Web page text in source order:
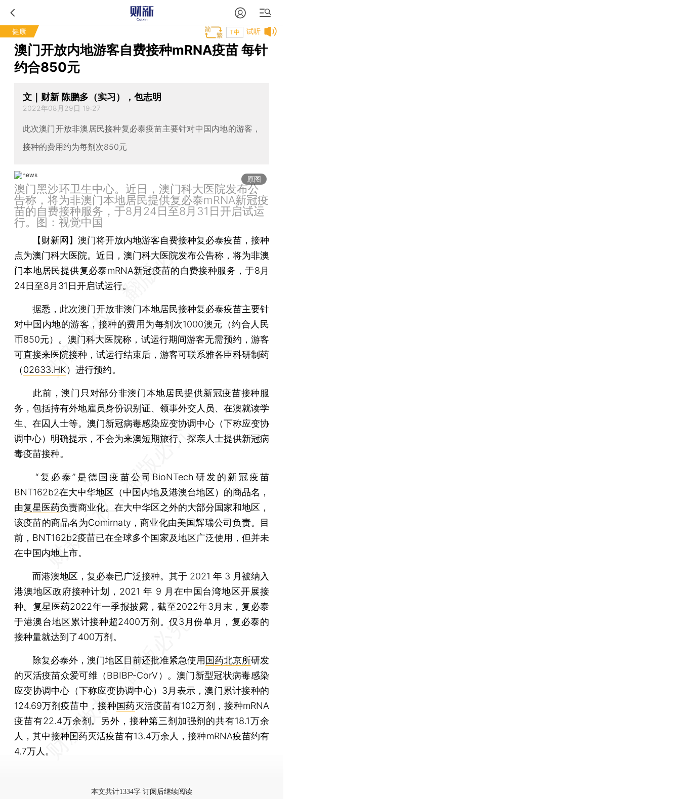
健康 试听
T中
澳门开放内地游客自费接种mRNA疫苗 每针
约合850元
文｜财新 陈鹏多（实习），包志明
2022年08月29日 19:27
此次澳门开放非澳居民接种复必泰疫苗主要针对中国内地的游客，
接种的费用约为每剂次850元
原图
澳门黑沙环卫生中心。近日，澳门科大医院发布公
告称，将为非澳门本地居民提供复必泰mRNA新冠疫
苗的自费接种服务，于8月24日至8月31日开启试运
行。图：视觉中国
【财新网】 澳门将开放内地游客自费接种复必泰疫苗，接种
点为澳门科大医院。近日，澳门科大医院发布公告称，将为非澳
门本地居民提供复必泰mRNA新冠疫苗的自费接种服务，于8月
24日至8月31日开启试运行。
据悉，此次澳门开放非澳门本地居民接种复必泰疫苗主要针
对中国内地的游客，接种的费用为每剂次1000澳元（约合人民
币850元）。澳门科大医院称，试运行期间游客无需预约，游客
可直接来医院接种，试运行结束后，游客可联系雅各臣科研制药
（02633.HK）进行预约。
此前，澳门只对部分非澳门本地居民提供新冠疫苗接种服
务，包括持有外地雇员身份识别证、领事外交人员、在澳就读学
生、在囚人士等。澳门新冠病毒感染应变协调中心（下称应变协
调中心）明确提示，不会为来澳短期旅行、探亲人士提供新冠病
毒疫苗接种。
“复必泰”是德国疫苗公司BioNTech研发的新冠疫苗
BNT162b2在大中华地区（中国内地及港澳台地区）的商品名，
由复星医药负责商业化。在大中华区之外的大部分国家和地区，
该疫苗的商品名为Comirnaty，商业化由美国辉瑞公司负责。目
前，BNT162b2疫苗已在全球多个国家及地区广泛使用，但并未
在中国内地上市。
而港澳地区，复必泰已广泛接种。其于 2021 年 3 月被纳入
港澳地区政府接种计划，2021 年 9 月在中国台湾地区开展接
种。复星医药2022年一季报披露，截至2022年3月末，复必泰
于港澳台地区累计接种超2400万剂。仅3月份单月，复必泰的
接种量就达到了400万剂。
除复必泰外，澳门地区目前还批准紧急使用国药北京所研发
的灭活疫苗众爱可维（BBIBP-CorV）。澳门新型冠状病毒感染
应变协调中心（下称应变协调中心）3月表示，澳门累计接种的
124.69万剂疫苗中，接种国药灭活疫苗有102万剂，接种mRNA
疫苗有22.4万余剂。另外，接种第三剂加强剂的共有18.1万余
人，其中接种国药灭活疫苗有13.4万余人，接种mRNA疫苗约有
4.7万人。
本文共计1334字 订阅后继续阅读